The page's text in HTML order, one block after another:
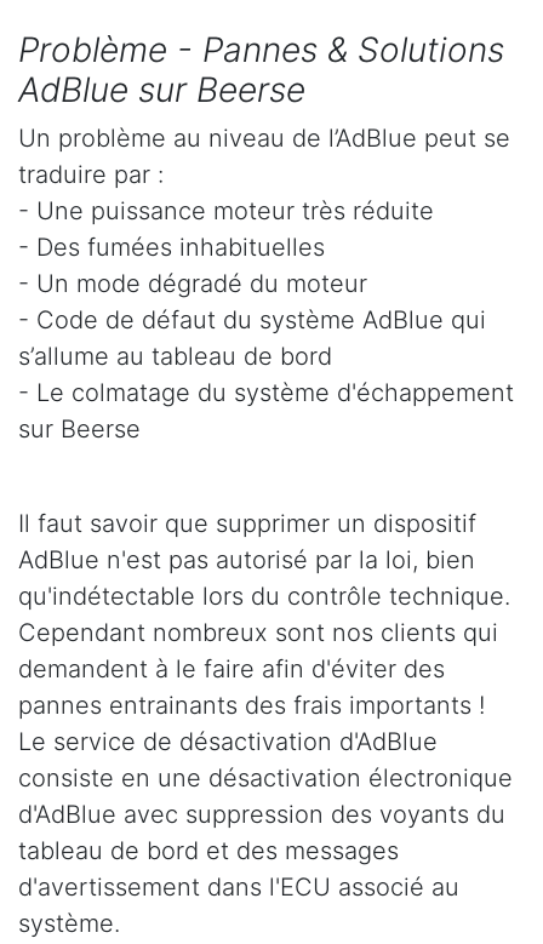
Problème - Pannes & Solutions
AdBlue sur Beerse
Un problème au niveau de l’AdBlue peut se
traduire par :
- Une puissance moteur très réduite
- Des fumées inhabituelles
- Un mode dégradé du moteur
- Code de défaut du système AdBlue qui
s’allume au tableau de bord
- Le colmatage du système d'échappement
sur Beerse
Il faut savoir que supprimer un dispositif
AdBlue n'est pas autorisé par la loi, bien
qu'indétectable lors du contrôle technique.
Cependant nombreux sont nos clients qui
demandent à le faire afin d'éviter des
pannes entrainants des frais importants !
Le service de désactivation d'AdBlue
consiste en une désactivation électronique
d'AdBlue avec suppression des voyants du
tableau de bord et des messages
d'avertissement dans l'ECU associé au
système.